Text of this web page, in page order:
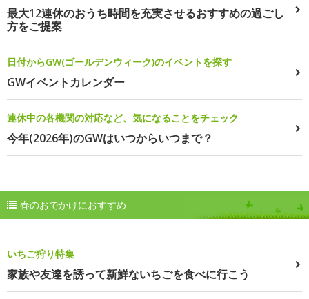
最大12連休のおうち時間を充実させるおすすめの過ごし
方をご提案
日付からGW(ゴールデンウィーク)のイベントを探す
GWイベントカレンダー
連休中の各機関の対応など、気になることをチェック
今年(2026年)のGWはいつからいつまで？
春のおでかけにおすすめ
いちご狩り特集
家族や友達を誘って新鮮ないちごを食べに行こう